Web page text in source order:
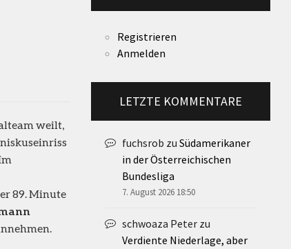
weilt,
89. Minute
Registrieren
Anmelden
LETZTE KOMMENTARE
fuchsrob zu Südamerikaner
in der Österreichischen
Bundesliga
7. August 2026 18:50
schwoaza Peter zu
Verdiente Niederlage, aber